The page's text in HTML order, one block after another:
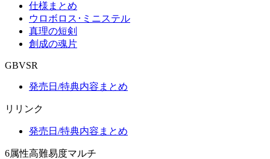
仕様まとめ
ウロボロス･ミニステル
真理の短剣
創成の魂片
GBVSR
発売日/特典内容まとめ
リリンク
発売日/特典内容まとめ
6属性高難易度マルチ